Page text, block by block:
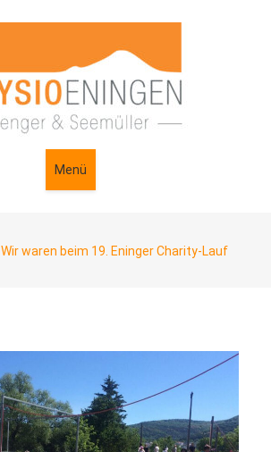
Menü
Wir waren beim 19. Eninger Charity-Lauf